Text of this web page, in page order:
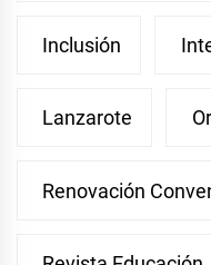
Inclusión
Lanzarote
Renovación